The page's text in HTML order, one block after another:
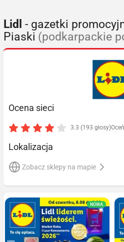
Lidl - gazetki
Piaski (podkarpackie
Ocena sieci
3.3 (193 głosy)
Lokalizacja
Zobacz sklepy na mapie
NOWA